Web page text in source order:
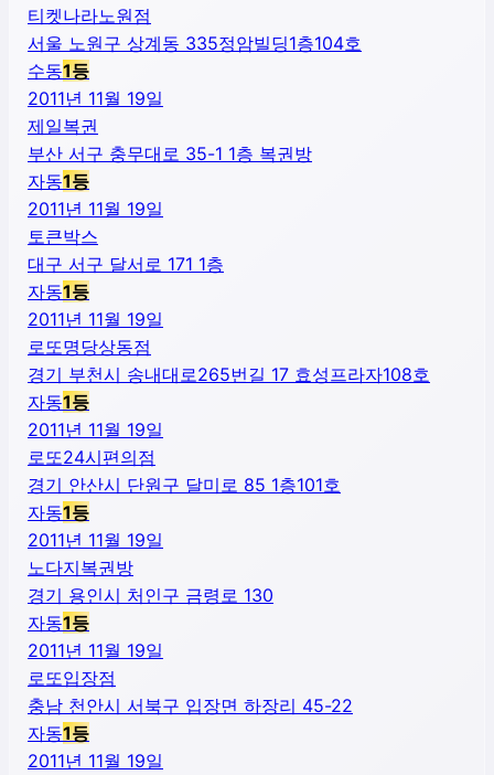
티켓나라노원점
서울 노원구 상계동 335정암빌딩1층104호
수동1등
2011년 11월 19일
제일복권
부산 서구 충무대로 35-1 1층 복권방
자동1등
2011년 11월 19일
토큰박스
대구 서구 달서로 171 1층
자동1등
2011년 11월 19일
로또명당상동점
경기 부천시 송내대로265번길 17 효성프라자108호
자동1등
2011년 11월 19일
로또24시편의점
경기 안산시 단원구 달미로 85 1층101호
자동1등
2011년 11월 19일
노다지복권방
경기 용인시 처인구 금령로 130
자동1등
2011년 11월 19일
로또입장점
충남 천안시 서북구 입장면 하장리 45-22
자동1등
2011년 11월 19일